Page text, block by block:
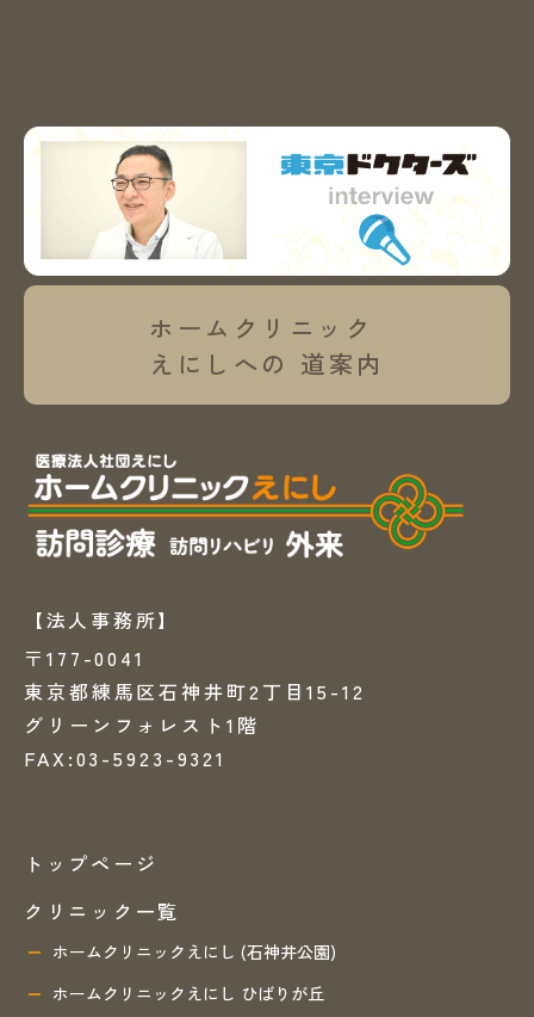
ホームクリニック
えにしへの 道案内
【法人事務所】
〒177-0041
東京都練馬区石神井町2丁目15-12
グリーンフォレスト1階
FAX:03-5923-9321
トップページ
クリニック一覧
ホームクリニックえにし (石神井公園)
ホームクリニックえにし ひばりが丘